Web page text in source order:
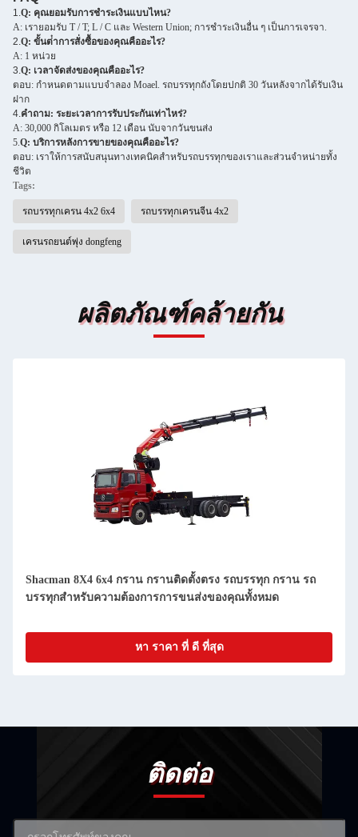
1. Q: คุณยอมรับการชําระเงินแบบไหน?
A: เรายอมรับ T / T; L / C และ Western Union; การชําระเงินอื่น ๆ เป็นการเจรจา.
2. Q: ขั้นต่ําการสั่งซื้อของคุณคืออะไร?
A: 1 หน่วย
3. Q: เวลาจัดส่งของคุณคืออะไร?
ตอบ: กําหนดตามแบบจําลอง Moael. รถบรรทุกถังโดยปกติ 30 วันหลังจากได้รับเงิน
ฝาก
4. คําถาม: ระยะเวลาการรับประกันเท่าไหร่?
A: 30,000 กิโลเมตร หรือ 12 เดือน นับจากวันขนส่ง
5. Q: บริการหลังการขายของคุณคืออะไร?
ตอบ: เราให้การสนับสนุนทางเทคนิคสําหรับรถบรรทุกของเราและส่วนจําหน่ายทั้ง
ชีวิต
Tags:
รถบรรทุกเครน 4x2 6x4 รถบรรทุกเครนจีน 4x2
เครนรถยนต์พุ่ง dongfeng
ผลิตภัณฑ์คล้ายกัน
Shacman 8X4 6x4 กราน กรานติดตั้งตรง รถบรรทุก กราน รถ
บรรทุกสําหรับความต้องการการขนส่งของคุณทั้งหมด
หา ราคา ที่ ดี ที่สุด
ติดต่อ